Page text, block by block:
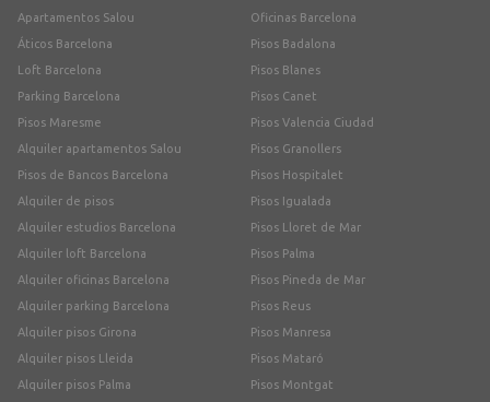
Apartamentos Salou
Áticos Barcelona
Loft Barcelona
Parking Barcelona
Pisos Maresme
Alquiler apartamentos Salou
Pisos de Bancos Barcelona
Alquiler de pisos
Alquiler estudios Barcelona
Alquiler loft Barcelona
Alquiler oficinas Barcelona
Alquiler parking Barcelona
Alquiler pisos Girona
Alquiler pisos Lleida
Alquiler pisos Palma
Oficinas Barcelona
Pisos Badalona
Pisos Blanes
Pisos Canet
Pisos Valencia Ciudad
Pisos Granollers
Pisos Hospitalet
Pisos Igualada
Pisos Lloret de Mar
Pisos Palma
Pisos Pineda de Mar
Pisos Reus
Pisos Manresa
Pisos Mataró
Pisos Montgat